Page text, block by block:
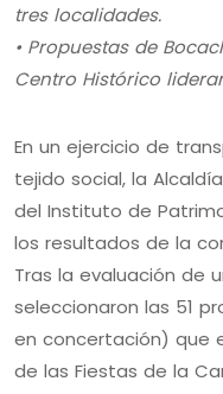
tres localidades.
• Propuestas de
Centro Histórico
En un ejercicio de
tejido social, la
del Instituto de
los resultados de la
Tras la evaluación de
seleccionaron las 51
en concertación) que
de las Fiestas de la